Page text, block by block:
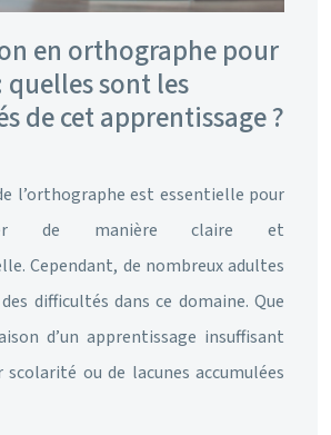
en orthographe pour
sont les
de cet apprentissage ?
l’orthographe est essentielle pour
de manière claire et
Cependant, de nombreux adultes
difficultés dans ce domaine. Que
d’un apprentissage insuffisant
ou de lacunes accumulées